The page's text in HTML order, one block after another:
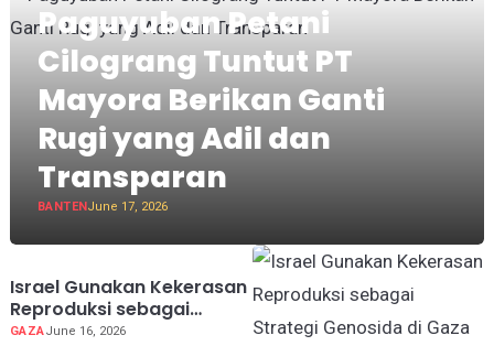
Paguyuban Petani
Cilograng Tuntut PT
Mayora Berikan Ganti
Rugi yang Adil dan
Transparan
BANTENJune 17, 2026
Israel Gunakan Kekerasan
Reproduksi sebagai
Strategi Genosida di Gaza
GAZAJune 16, 2026